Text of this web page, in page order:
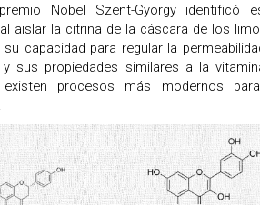
Nobel Szent-György identificó
aislar la citrina de la cáscara de los
capacidad para regular la
sus propiedades similares a la
existen procesos más modernos